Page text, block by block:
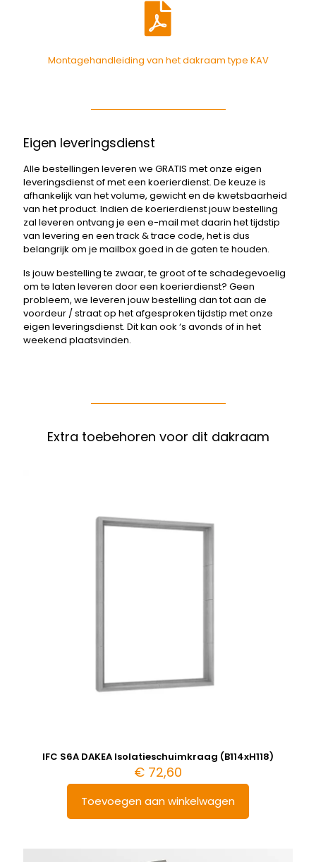
Montagehandleiding van het dakraam type KAV
Eigen leveringsdienst
Alle bestellingen leveren we GRATIS met onze eigen
leveringsdienst of met een koerierdienst. De keuze is
afhankelijk van het volume, gewicht en de kwetsbaarheid
van het product. Indien de koerierdienst jouw bestelling
zal leveren ontvang je een e-mail met daarin het tijdstip
van levering en een track & trace code, het is dus
belangrijk om je mailbox goed in de gaten te houden.
Is jouw bestelling te zwaar, te groot of te schadegevoelig
om te laten leveren door een koerierdienst? Geen
probleem, we leveren jouw bestelling dan tot aan de
voordeur / straat op het afgesproken tijdstip met onze
eigen leveringsdienst. Dit kan ook ‘s avonds of in het
weekend plaatsvinden.
Extra toebehoren voor dit dakraam
IFC S6A DAKEA Isolatieschuimkraag (B114xH118)
€ 72,60
Toevoegen aan winkelwagen